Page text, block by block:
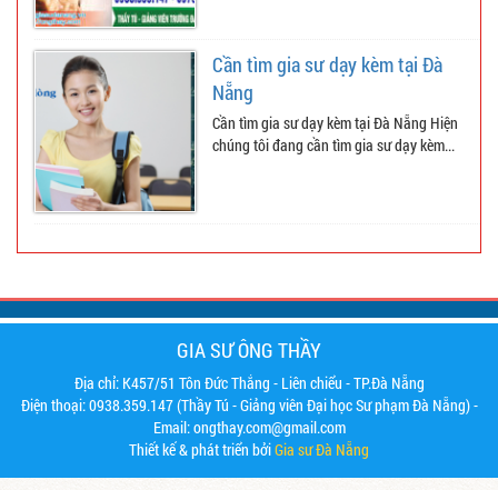
Cần tìm gia sư dạy kèm tại Đà
Nẵng
Cần tìm gia sư dạy kèm tại Đà Nẵng Hiện
chúng tôi đang cần tìm gia sư dạy kèm...
GIA SƯ ÔNG THẦY
Địa chỉ: K457/51 Tôn Đức Thắng - Liên chiểu - TP.Đà Nẵng
Điện thoại: 0938.359.147 (Thầy Tú - Giảng viên Đại học Sư phạm Đà Nẵng) -
Email: ongthay.com@gmail.com
Thiết kế & phát triển bởiGia sư Đà Nẵng